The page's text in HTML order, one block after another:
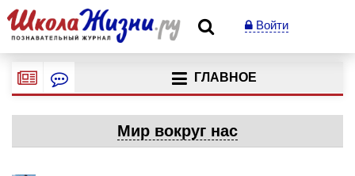
Войти
ГЛАВНОЕ
Мир вокруг нас